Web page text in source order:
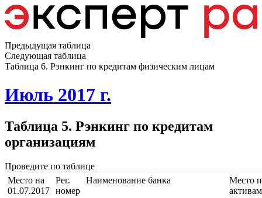
Предыдущая таблица
Следующая таблица
Таблица 6. Рэнкинг по кредитам физическим лицам
Июль 2017 г.
Таблица 5. Рэнкинг по кредитам
организациям
Проведите по таблице
Место на
01.07.2017
Рег.
номер
Наименование банка
Место
активам